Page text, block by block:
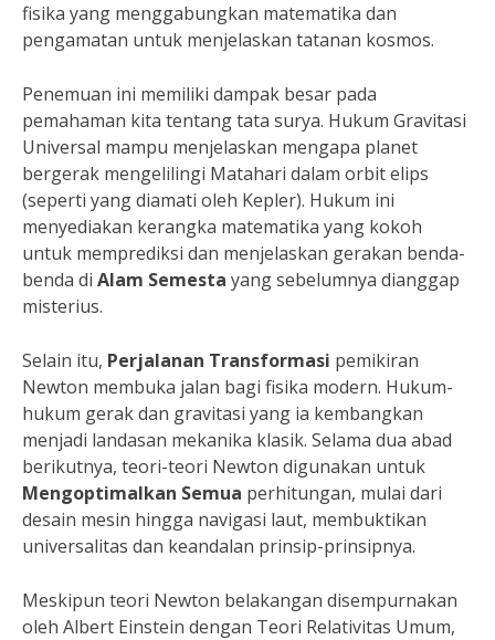
fisika yang menggabungkan matematika dan
pengamatan untuk menjelaskan tatanan kosmos.
Penemuan ini memiliki dampak besar pada
pemahaman kita tentang tata surya. Hukum Gravitasi
Universal mampu menjelaskan mengapa planet
bergerak mengelilingi Matahari dalam orbit elips
(seperti yang diamati oleh Kepler). Hukum ini
menyediakan kerangka matematika yang kokoh
untuk memprediksi dan menjelaskan gerakan benda-
benda di Alam Semesta yang sebelumnya dianggap
misterius.
Selain itu, Perjalanan Transformasi pemikiran
Newton membuka jalan bagi fisika modern. Hukum-
hukum gerak dan gravitasi yang ia kembangkan
menjadi landasan mekanika klasik. Selama dua abad
berikutnya, teori-teori Newton digunakan untuk
Mengoptimalkan Semua perhitungan, mulai dari
desain mesin hingga navigasi laut, membuktikan
universalitas dan keandalan prinsip-prinsipnya.
Meskipun teori Newton belakangan disempurnakan
oleh Albert Einstein dengan Teori Relativitas Umum,